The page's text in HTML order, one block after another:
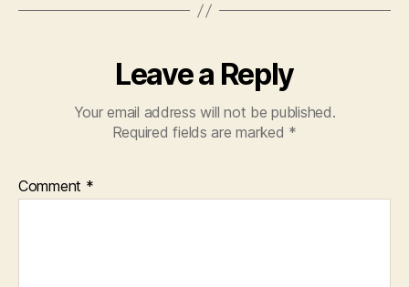
Leave a Reply
Your email address will not be published.
Required fields are marked *
Comment *